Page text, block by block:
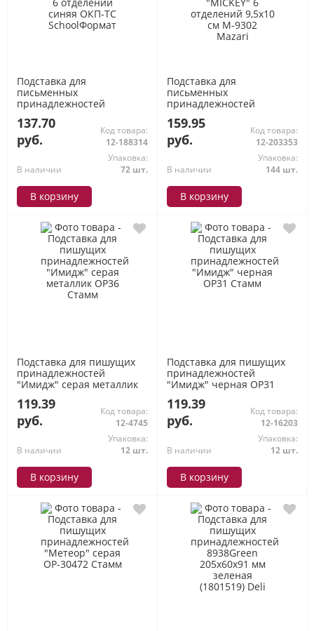
Подставка для
письменных
принадлежностей
отделений синяя ОКП-ТС
SchoolФормат
137.70
руб.
Код товара:
12-188314
В наличии
Упаковка:
72 шт.
В корзину
Подставка для
письменных
принадлежностей
отделений 9,5х10 см M-
9302 Mazari
159.95
руб.
Код товара:
12-203353
В наличии
Упаковка:
144 шт.
В корзину
Подставка для пишущих
принадлежностей
"Имидж" серая металлик
119.39
руб.
Код товара:
12-4745
В наличии
Упаковка:
12 шт.
В корзину
Подставка для пишущих
принадлежностей
"Имидж" черная ОР31
119.39
руб.
Код товара:
12-16203
В наличии
Упаковка:
12 шт.
В корзину